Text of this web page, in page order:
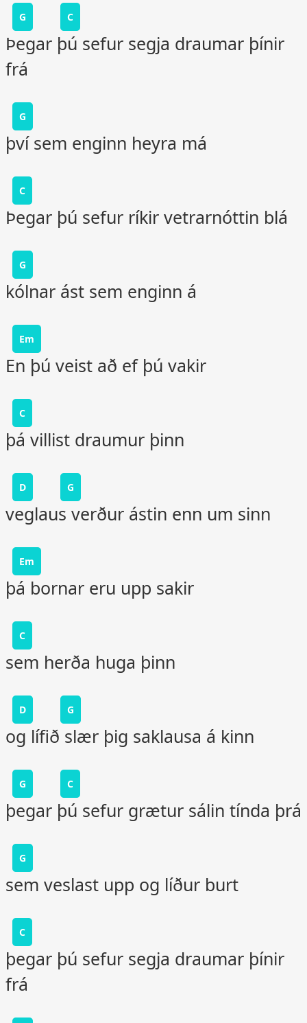
G C
Þegar þú sefur segja draumar þínir
frá
G
því sem enginn heyra má
C
Þegar þú sefur ríkir vetrarnóttin blá
G
kólnar ást sem enginn á
Em
En þú veist að ef þú vakir
C
þá villist draumur þinn
D G
veglaus verður ástin enn um sinn
Em
þá bornar eru upp sakir
C
sem herða huga þinn
D G
og lífið slær þig saklausa á kinn
G C
þegar þú sefur grætur sálin tínda þrá
G
sem veslast upp og líður burt
C
þegar þú sefur segja draumar þínir
frá